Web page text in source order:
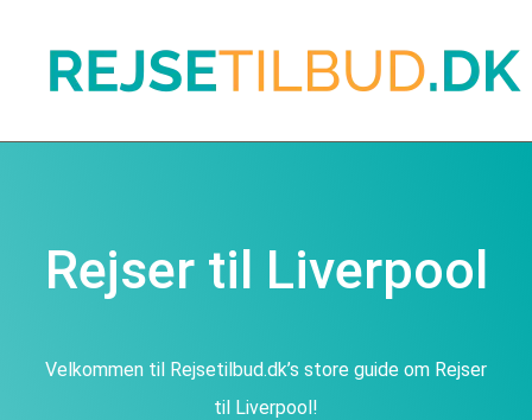
Rejser til Liverpool
Velkommen til Rejsetilbud.dk’s store guide om Rejser
til Liverpool!